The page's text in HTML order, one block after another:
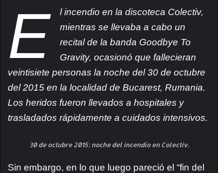
E
l incendio en la discoteca Colectiv,
mientras se llevaba a cabo un
recital de la banda Goodbye To
Gravity, ocasionó que fallecieran
veintisiete personas la noche del 30 de octubre
del 2015 en la localidad de Bucarest, Rumania.
Los heridos fueron llevados a hospitales y
trasladados rápidamente a cuidados intensivos.
30 de octubre 2015: noche del incendio en Colectiv.
Sin embargo, en lo que luego pareció el “fin del